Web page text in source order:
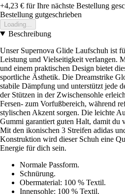
+4,23 € für Ihre nächste Bestellung
Bestellung gutgeschrieben
Loading...
Beschreibung
Unser Supernova Glide Laufschuh ist
Leistung und Vielseitigkeit verlangen.
und einem praktischen Design bietet
sportliche Ästhetik. Die Dreamstrike
stabile Dämpfung und unterstützt jede
der Stützen in der Zwischensohle
Fersen- zum Vorfußbereich, während
stylischen Akzent sorgen. Die leichte
Gummi garantiert guten Halt, damit du
Mit den ikonischen 3 Streifen adidas
Konstruktion wird dieser Schuh eine
Energie für dich sein.
Normale Passform.
Schnürung.
Obermaterial: 100 % Textil.
Innensohle: 100 % Textil.